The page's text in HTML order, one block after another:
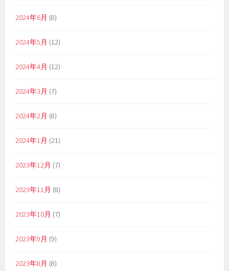
2024年6月 (8)
2024年5月 (12)
2024年4月 (12)
2024年3月 (7)
2024年2月 (8)
2024年1月 (21)
2023年12月 (7)
2023年11月 (8)
2023年10月 (7)
2023年9月 (9)
2023年8月 (8)